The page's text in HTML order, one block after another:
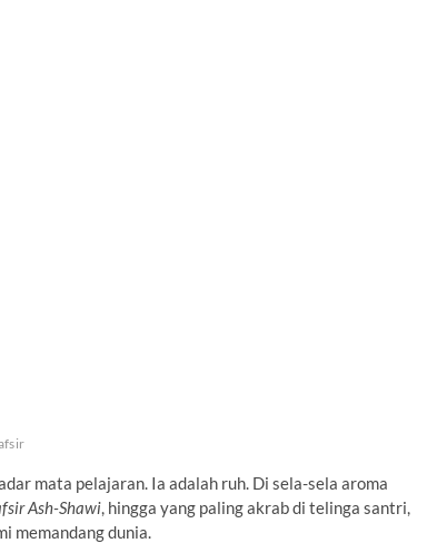
mata pelajaran. Ia adalah ruh. Di sela-sela aroma
Ash-Shawi, hingga yang paling akrab di telinga santri,
memandang dunia.